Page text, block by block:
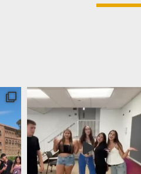
בלוס אנג׳לס ולאס ווגאס, קשה ל